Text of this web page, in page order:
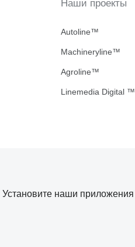
Наши проекты
Autoline™
Machineryline™
Agroline™
Linemedia Digital ™
Установите наши приложения